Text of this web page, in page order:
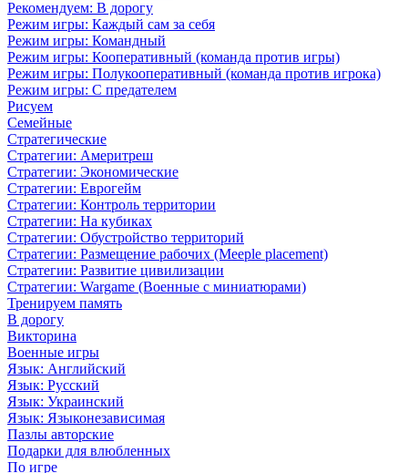
Рекомендуем: В дорогу
Режим игры: Каждый сам за себя
Режим игры: Командный
Режим игры: Кооперативный (команда против игры)
Режим игры: Полукооперативный (команда против игрока)
Режим игры: С предателем
Рисуем
Семейные
Стратегические
Стратегии: Америтреш
Стратегии: Экономические
Стратегии: Еврогейм
Стратегии: Контроль территории
Стратегии: На кубиках
Стратегии: Обустройство территорий
Стратегии: Размещение рабочих (Meeple placement)
Стратегии: Развитие цивилизации
Стратегии: Wargame (Военные с миниатюрами)
Тренируем память
В дорогу
Викторина
Военные игры
Язык: Английский
Язык: Русский
Язык: Украинский
Язык: Языконезависимая
Пазлы авторские
Подарки для влюбленных
По игре